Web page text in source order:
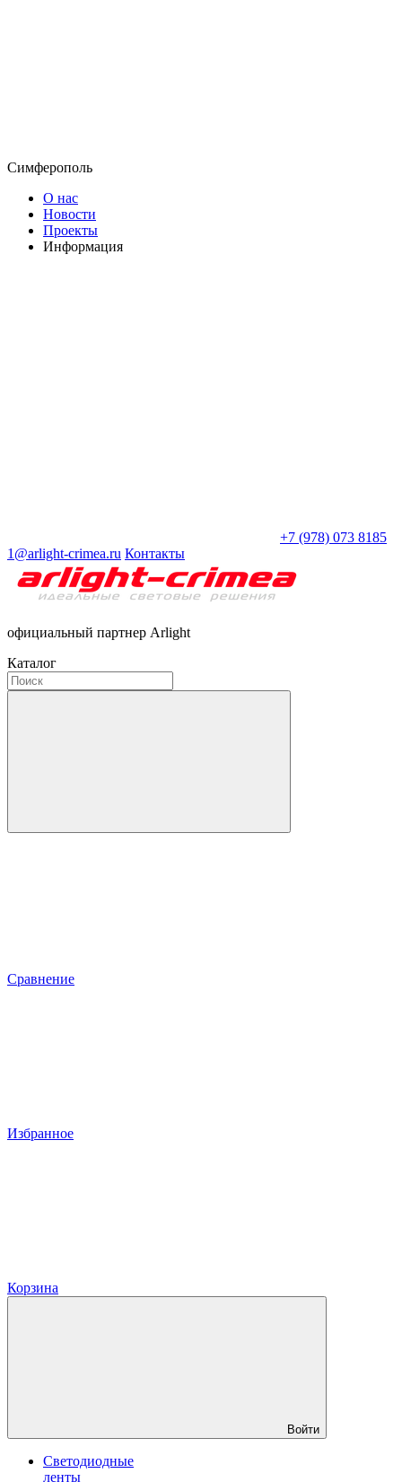
Симферополь
О нас
Новости
Проекты
Информация
+7 (978) 073 8185
1@arlight-crimea.ru Контакты
официальный партнер Arlight
Каталог
Сравнение
Избранное
Корзина
Войти
Светодиодные
ленты